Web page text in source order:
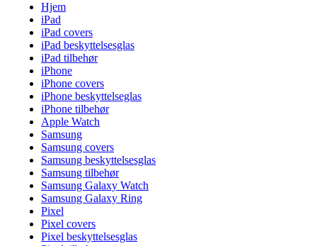
Hjem
iPad
iPad covers
iPad beskyttelsesglas
iPad tilbehør
iPhone
iPhone covers
iPhone beskyttelseglas
iPhone tilbehør
Apple Watch
Samsung
Samsung covers
Samsung beskyttelsesglas
Samsung tilbehør
Samsung Galaxy Watch
Samsung Galaxy Ring
Pixel
Pixel covers
Pixel beskyttelsesglas